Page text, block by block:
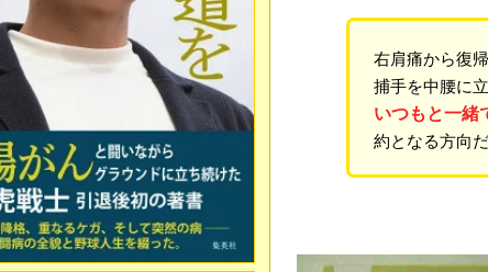
右肩痛から復
捕手を中腰に
いつもと一緒
約となる方向だ